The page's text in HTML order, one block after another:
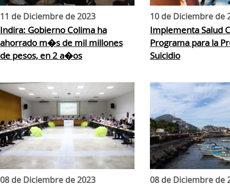
11 de Diciembre de 2023
Indira: Gobierno Colima ha
ahorrado m�s de mil millones
de pesos, en 2 a�os
10 de Diciembre de
Implementa Salud
Programa para la
Suicidio
08 de Diciembre de 2023 08 de Diciembre de